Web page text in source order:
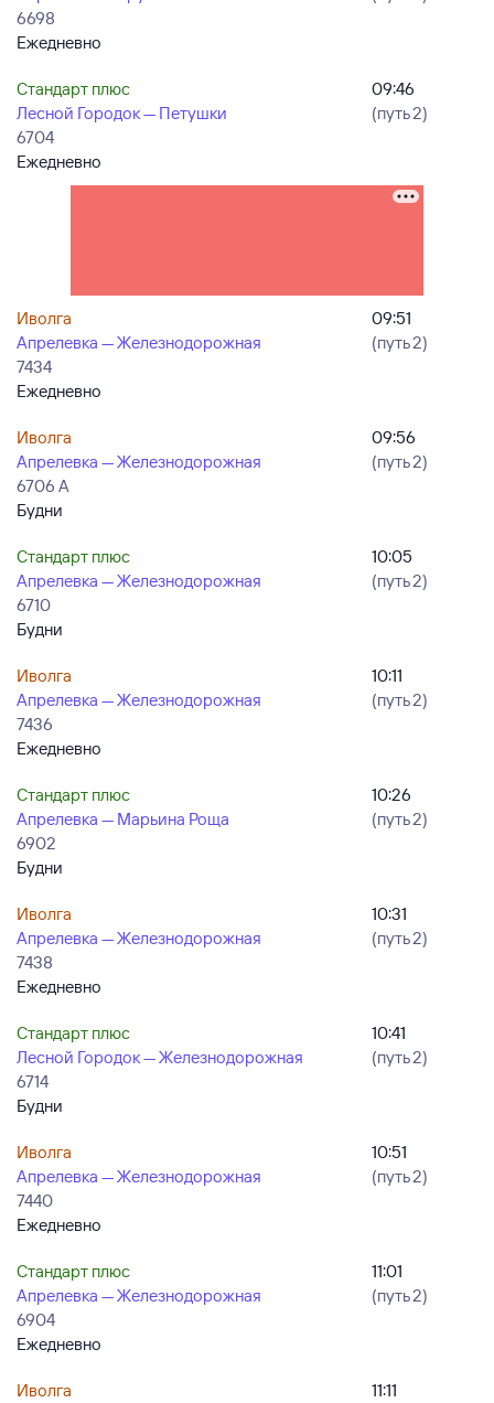
6698
Ежедневно
Стандарт плюс
Лесной Городок — Петушки
6704
Ежедневно
09:46
(путь 2)
Иволга
Апрелевка — Железнодорожная
7434
Ежедневно
09:51
(путь 2)
Иволга
Апрелевка — Железнодорожная
6706 А
Будни
09:56
(путь 2)
Стандарт плюс
Апрелевка — Железнодорожная
6710
Будни
10:05
(путь 2)
Иволга
Апрелевка — Железнодорожная
7436
Ежедневно
10:11
(путь 2)
Стандарт плюс
Апрелевка — Марьина Роща
6902
Будни
10:26
(путь 2)
Иволга
Апрелевка — Железнодорожная
7438
Ежедневно
10:31
(путь 2)
Стандарт плюс
Лесной Городок — Железнодорожная
6714
Будни
10:41
(путь 2)
Иволга
Апрелевка — Железнодорожная
7440
Ежедневно
10:51
(путь 2)
Стандарт плюс
Апрелевка — Железнодорожная
6904
Ежедневно
11:01
(путь 2)
Иволга
11:11